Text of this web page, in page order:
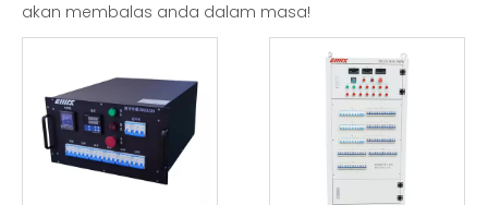
akan membalas anda dalam masa!